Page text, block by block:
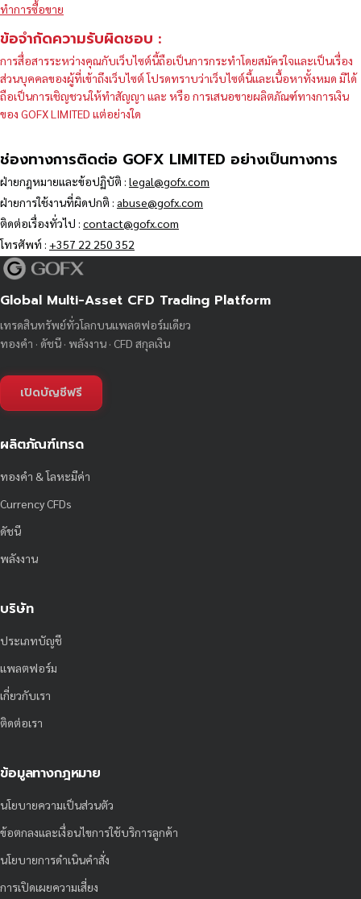
ทำการซื้อขาย
ข้อจำกัดความรับผิดชอบ :
การสื่อสารระหว่างคุณกับเว็บไซต์นี้ถือเป็นการกระทำโดยสมัครใจและเป็นเรื่อง
ส่วนบุคคลของผู้ที่เข้าถึงเว็บไซต์ โปรดทราบว่าเว็บไซต์นี้และเนื้อหาทั้งหมด มิได้
ถือเป็นการเชิญชวนให้ทำสัญญา และ หรือ การเสนอขายผลิตภัณฑ์ทางการเงิน
ของ GOFX LIMITED แต่อย่างใด
ช่องทางการติดต่อ GOFX LIMITED อย่างเป็นทางการ
ฝ่ายกฎหมายและข้อปฏิบัติ : legal@gofx.com
ฝ่ายการใช้งานที่ผิดปกติ : abuse@gofx.com
ติดต่อเรื่องทั่วไป : contact@gofx.com
โทรศัพท์ : +357 22 250 352
Global Multi-Asset CFD Trading Platform
เทรดสินทรัพย์ทั่วโลกบนแพลตฟอร์มเดียว
ทองคำ · ดัชนี · พลังงาน · CFD สกุลเงิน
เปิดบัญชีฟรี
ผลิตภัณฑ์เทรด
ทองคำ & โลหะมีค่า
Currency CFDs
ดัชนี
พลังงาน
บริษัท
ประเภทบัญชี
แพลตฟอร์ม
เกี่ยวกับเรา
ติดต่อเรา
ข้อมูลทางกฎหมาย
นโยบายความเป็นส่วนตัว
ข้อตกลงและเงื่อนไขการใช้บริการลูกค้า
นโยบายการดำเนินคำสั่ง
การเปิดเผยความเสี่ยง